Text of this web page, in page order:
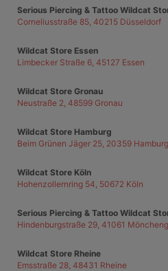
Serious Piercing & Tattoo Wildcat
Corneliusstraße 85, 40215 Düsseldorf
Wildcat Store Essen
Limbecker Straße 6, 45127 Essen
Wildcat Store Gronau
Neustraße 2, 48599 Gronau
Wildcat Store Hamburg
Beim Grünen Jäger 25, 20359 Hamburg
Wildcat Store Köln
Hohenzollernring 54, 50672 Köln
Serious Piercing & Tattoo Wildcat
Hindenburgstraße 29, 41061
Wildcat Store Rheine
Emsstraße 28, 48431 Rheine